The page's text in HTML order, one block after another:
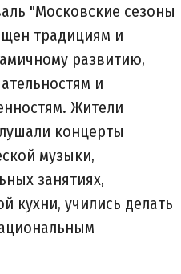
"Московские сезоны
традициям и
развитию,
и
Жители
концерты
музыки,
занятиях,
кухни, учились делать